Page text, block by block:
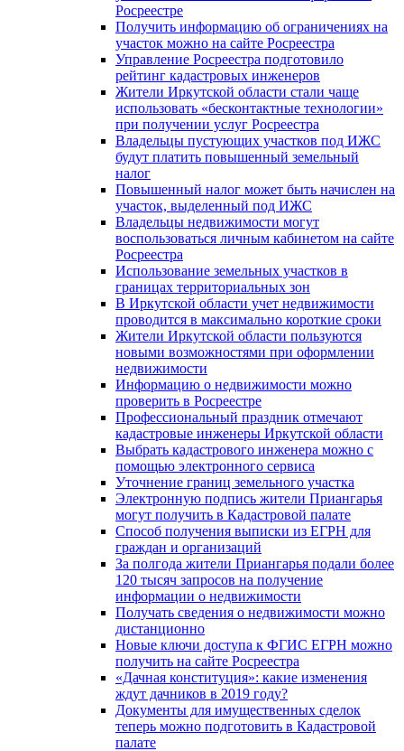
Росреестре
Получить информацию об ограничениях на
участок можно на сайте Росреестра
Управление Росреестра подготовило
рейтинг кадастровых инженеров
Жители Иркутской области стали чаще
использовать «бесконтактные технологии»
при получении услуг Росреестра
Владельцы пустующих участков под ИЖС
будут платить повышенный земельный
налог
Повышенный налог может быть начислен на
участок, выделенный под ИЖС
Владельцы недвижимости могут
воспользоваться личным кабинетом на сайте
Росреестра
Использование земельных участков в
границах территориальных зон
В Иркутской области учет недвижимости
проводится в максимально короткие сроки
Жители Иркутской области пользуются
новыми возможностями при оформлении
недвижимости
Информацию о недвижимости можно
проверить в Росреестре
Профессиональный праздник отмечают
кадастровые инженеры Иркутской области
Выбрать кадастрового инженера можно с
помощью электронного сервиса
Уточнение границ земельного участка
Электронную подпись жители Приангарья
могут получить в Кадастровой палате
Способ получения выписки из ЕГРН для
граждан и организаций
За полгода жители Приангарья подали более
120 тысяч запросов на получение
информации о недвижимости
Получать сведения о недвижимости можно
дистанционно
Новые ключи доступа к ФГИС ЕГРН можно
получить на сайте Росреестра
«Дачная конституция»: какие изменения
ждут дачников в 2019 году?
Документы для имущественных сделок
теперь можно подготовить в Кадастровой
палате